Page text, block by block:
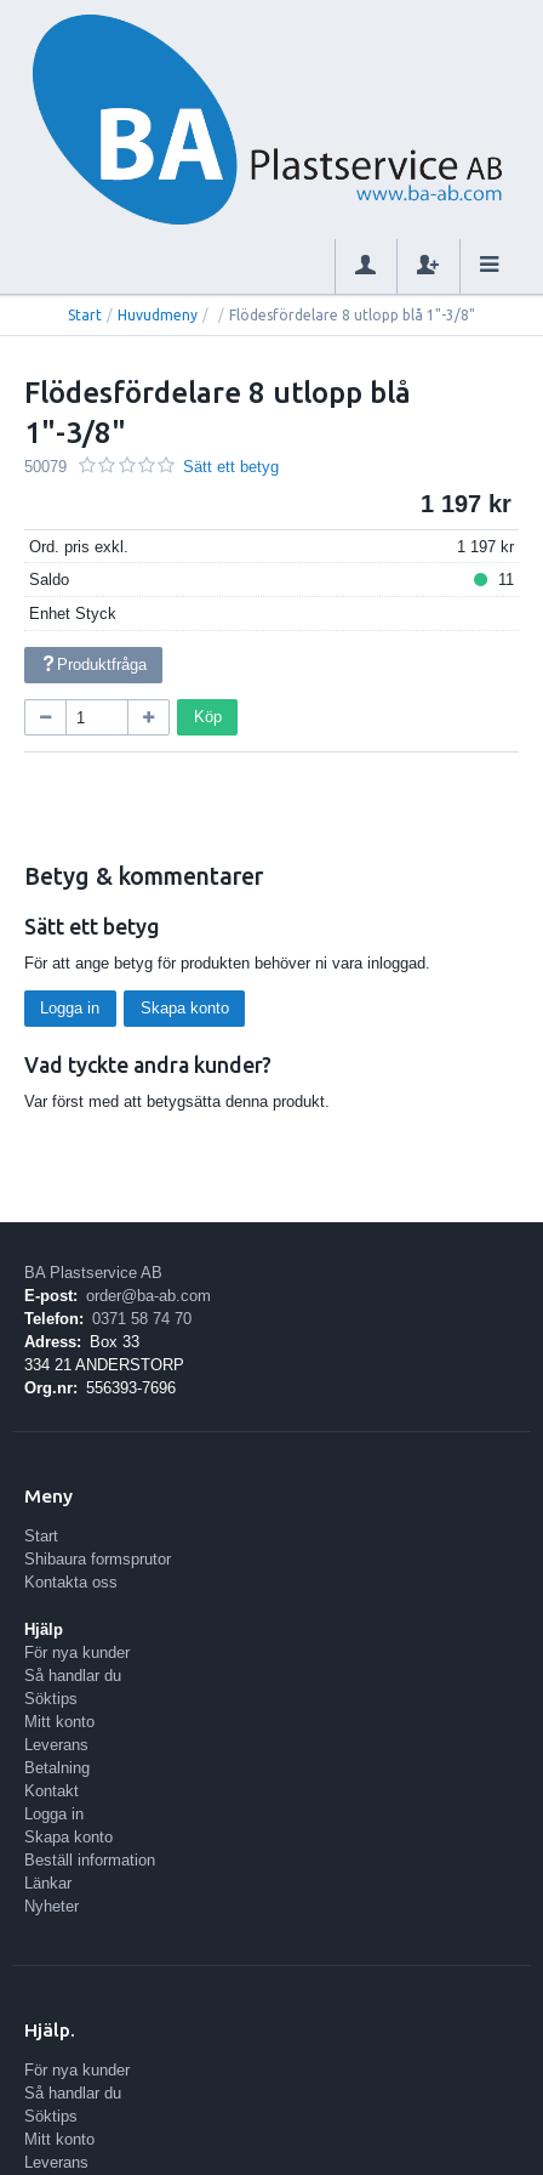
Start / Huvudmeny / / Flödesfördelare 8 utlopp blå 1"-3/8"
Flödesfördelare 8 utlopp blå
1"-3/8"
50079 Sätt ett betyg
1 197
Ord. pris exkl.
1 197
Saldo
11
Enhet Styck
Produktfråga
Köp
Betyg & kommentarer
Sätt ett betyg
För att ange betyg för produkten behöver ni vara inloggad.
Logga in Skapa konto
Vad tyckte andra kunder?
Var först med att betygsätta denna produkt.
BA Plastservice AB
E-post: order@ba-ab.com
Telefon: 0371 58 74 70
Adress:
Box 33
334 21 ANDERSTORP
Org.nr: 556393-7696
Meny
Start
Shibaura formsprutor
Kontakta oss
Hjälp
För nya kunder
Så handlar du
Söktips
Mitt konto
Leverans
Betalning
Kontakt
Logga in
Skapa konto
Beställ information
Länkar
Nyheter
Hjälp.
För nya kunder
Så handlar du
Söktips
Mitt konto
Leverans